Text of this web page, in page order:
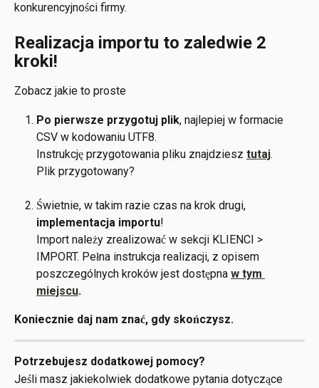
konkurencyjności firmy.
Realizacja importu to zaledwie 2
kroki!
Zobacz jakie to proste
Po pierwsze przygotuj plik, najlepiej w formacie
CSV w kodowaniu UTF8.
Instrukcję przygotowania pliku znajdziesz tutaj.
Plik przygotowany?
Świetnie, w takim razie czas na krok drugi,
implementacja importu!
Import należy zrealizować w sekcji KLIENCI >
IMPORT. Pełna instrukcja realizacji, z opisem
poszczególnych kroków jest dostępna w tym
miejscu.
Koniecznie daj nam znać, gdy skończysz.
Potrzebujesz dodatkowej pomocy?
Jeśli masz jakiekolwiek dodatkowe pytania dotyczące